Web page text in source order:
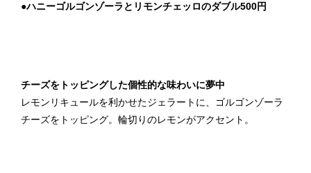
●ハニーゴルゴンゾーラとリモンチェッロのダブル500円
チーズをトッピングした個性的な味わいに夢中
レモンリキュールを利かせたジェラートに、ゴルゴンゾーラ
チーズをトッピング。輪切りのレモンがアクセント。